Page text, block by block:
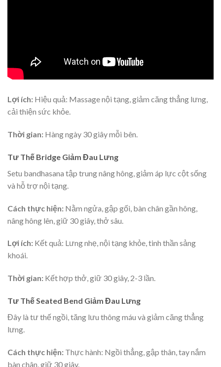
Lợi ích: Hiệu quả: Massage nội tạng, giảm căng thẳng lưng,
cải thiện sức khỏe.
Thời gian: Hàng ngày 30 giây mỗi bên.
Tư Thế Bridge Giảm Đau Lưng
Setu bandhasana tập trung nâng hông, giảm áp lực cột sống
và hỗ trợ nội tạng.
Cách thực hiện: Nằm ngửa, gập gối, bàn chân gần hông,
nâng hông lên, giữ 30 giây, thở sâu.
Lợi ích: Kết quả: Lưng nhẹ, nội tạng khỏe, tinh thần sảng
khoái.
Thời gian: Kết hợp thở, giữ 30 giây, 2-3 lần.
Tư Thế Seated Bend Giảm Đau Lưng
Đây là tư thế ngồi, tăng lưu thông máu và giảm căng thẳng
lưng.
Cách thực hiện: Thực hành: Ngồi thẳng, gập thân, tay nắm
bàn chân, giữ 30 giây.